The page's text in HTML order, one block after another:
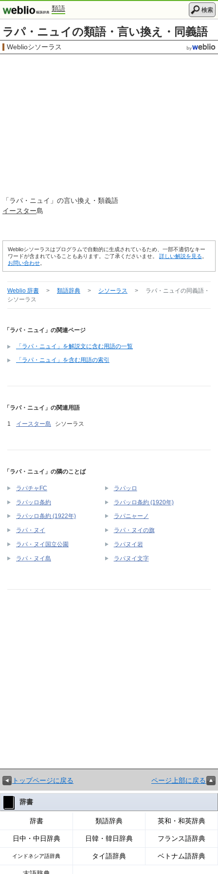
類語 検索
ラパ・ニュイの類語・言い換え・同義語
Weblioシソーラス
「ラパ・ニュイ 」の言い換え・類義語
イースター島
Weblioシソーラスはプログラムで自動的に生成されているため、一部不適切なキー
ワードが含まれていることもあります。ご了承くださいませ。 詳しい解説を見る
お問い合わせ
Weblio 辞書 > 類語辞典 > シソーラス > ラパ・ニュイの同義語・
シソーラス
「ラパ・ニュイ」の関連ページ
「ラパ・ニュイ」を解説文に含む用語の一覧
「ラパ・ニュイ」を含む用語の索引
「ラパ・ニュイ」の関連用語
イースター島 シソーラス
「ラパ・ニュイ」の隣のことば
ラパチャFC ラパッロ
ラパッロ条約 ラパッロ条約 (1920年)
ラパッロ条約 (1922年) ラパニャーノ
ラパ・ヌイ ラパ・ヌイの旗
ラパ・ヌイ国立公園 ラパヌイ岩
ラパ・ヌイ島 ラパヌイ文字
トップページに戻る ページ上部に戻る
辞書
辞書 類語辞典 英和・和英辞典
日中・中日辞典 日韓・韓日辞典 フランス語辞典
インドネシア語辞典 タイ語辞典 ベトナム語辞典